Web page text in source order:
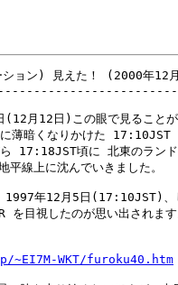
ョン) 見えた！ (2000年12
月12日)この眼で見ることが
に薄暗くなりかけた 17:10JST
17:18JST頃に 北東のラン
線上に沈んでいきました。
年12月5日(17:10JST)、
を目視したのが思い出されま
WKT/furoku40.htm